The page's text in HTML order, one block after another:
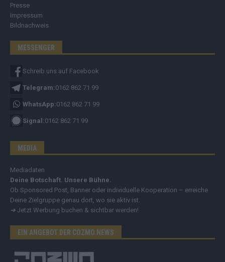
Presse
Impressum
Bildnachweis
MESSENGER
Schreib uns auf Facebook
Telegram:0162 862 71 99
WhatsApp:0162 862 71 99
Signal:0162 862 71 99
MEDIA
Mediadaten
Deine Botschaft. Unsere Bühne.
Ob Sponsored Post, Banner oder individuelle Kooperation – erreiche
Deine Zielgruppe genau dort, wo sie aktiv ist.
➔ Jetzt Werbung buchen & sichtbar werden!
EIN ANGEBOT DER COZMO NEWS